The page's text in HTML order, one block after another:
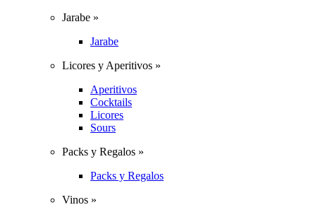
Jarabe »
Jarabe
Licores y Aperitivos »
Aperitivos
Cocktails
Licores
Sours
Packs y Regalos »
Packs y Regalos
Vinos »